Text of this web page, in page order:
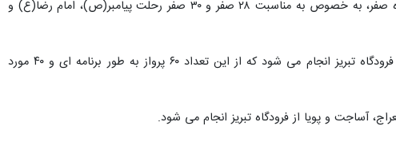
، «رامین آذری» روز یکشنبه در جمع خبرنگاران افزود: این تعداد پرواز همزمان با ایام پایانی ماه صفر، به خصوص به مناسبت ۲۸ صفر و ۳۰ صفر رحلت پیامبر(ص)، امام رضا(ع) و
وی اظهار کرد: این تعداد پرواز رفت و برگشت توسط ۹ شرکت هواپیمایی به طور برنامه ای و فوق العاده از فرودگاه تبریز انجام می شود که از این تعداد ۶۰ پرواز به طور برنامه ای و ۴۰ مورد
آساجت و پویا از فرودگاه تبریز انجام می شود.